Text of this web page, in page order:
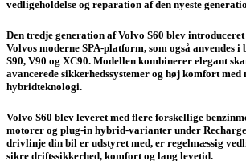
vedligeholdelse og reparation af den nyeste
Den tredje generation af Volvo S60 blev
Volvos moderne SPA-platform, som også anvendes i
S90, V90 og XC90. Modellen kombinerer elegant
avancerede sikkerhedssystemer og høj komfort med
hybridteknologi.
Volvo S60 blev leveret med flere forskellige
motorer og plug-in hybrid-varianter under
drivlinje din bil er udstyret med, er regelmæssig
sikre driftssikkerhed, komfort og lang levetid.